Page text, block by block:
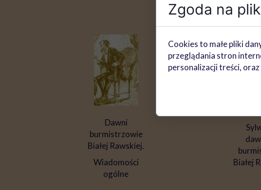
Białej
Dawni
burmistrzowie
Białej Rawskiej.
Wiadomości
ogólne
Zgoda na
Cookies to małe pliki
przeglądania stron
personalizacji treści,